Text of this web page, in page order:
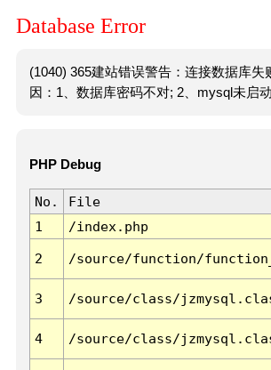
Database Error
(1040) 365建站错误警告：连接数据库失
因：1、数据库密码不对; 2、mysql未启动
PHP Debug
No. File
1
/index.php
2 /source/function/
3 /source/class/
4 /source/class/